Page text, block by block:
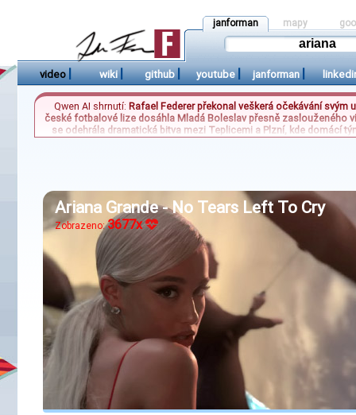
janforman mapy
video | wiki | github | youtube | janforman |
Qwen AI shrnutí: Rafael Federer překonal veškerá očekávání
české fotbalové lize dosáhla Mladá Boleslav přesně zaslouženého
se odehrála dramatická bitva mezi Teplicemi a Plzní, kde domácí
Ariana Grande - No Tears Left To Cry
Zobrazeno:3677x